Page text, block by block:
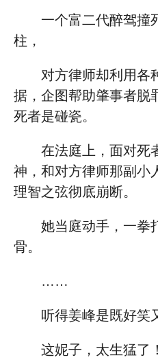
一个富二代醉驾撞
柱，
对方律师却利用各
据，企图帮助肇事者脱
死者是碰瓷。
在法庭上，面对死
神，和对方律师那副小
理智之弦彻底崩断。
她当庭动手，一拳
骨。
……
听得姜峰是既好笑
这妮子，太生猛了